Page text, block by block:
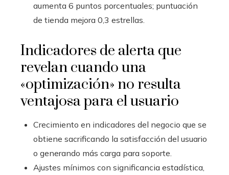
aumenta 6 puntos porcentuales; puntuación
de tienda mejora 0,3 estrellas.
Indicadores de alerta que
revelan cuando una
«optimización» no resulta
ventajosa para el usuario
Crecimiento en indicadores del negocio que se
obtiene sacrificando la satisfacción del usuario
o generando más carga para soporte.
Ajustes mínimos con significancia estadística,